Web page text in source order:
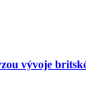
vývoje